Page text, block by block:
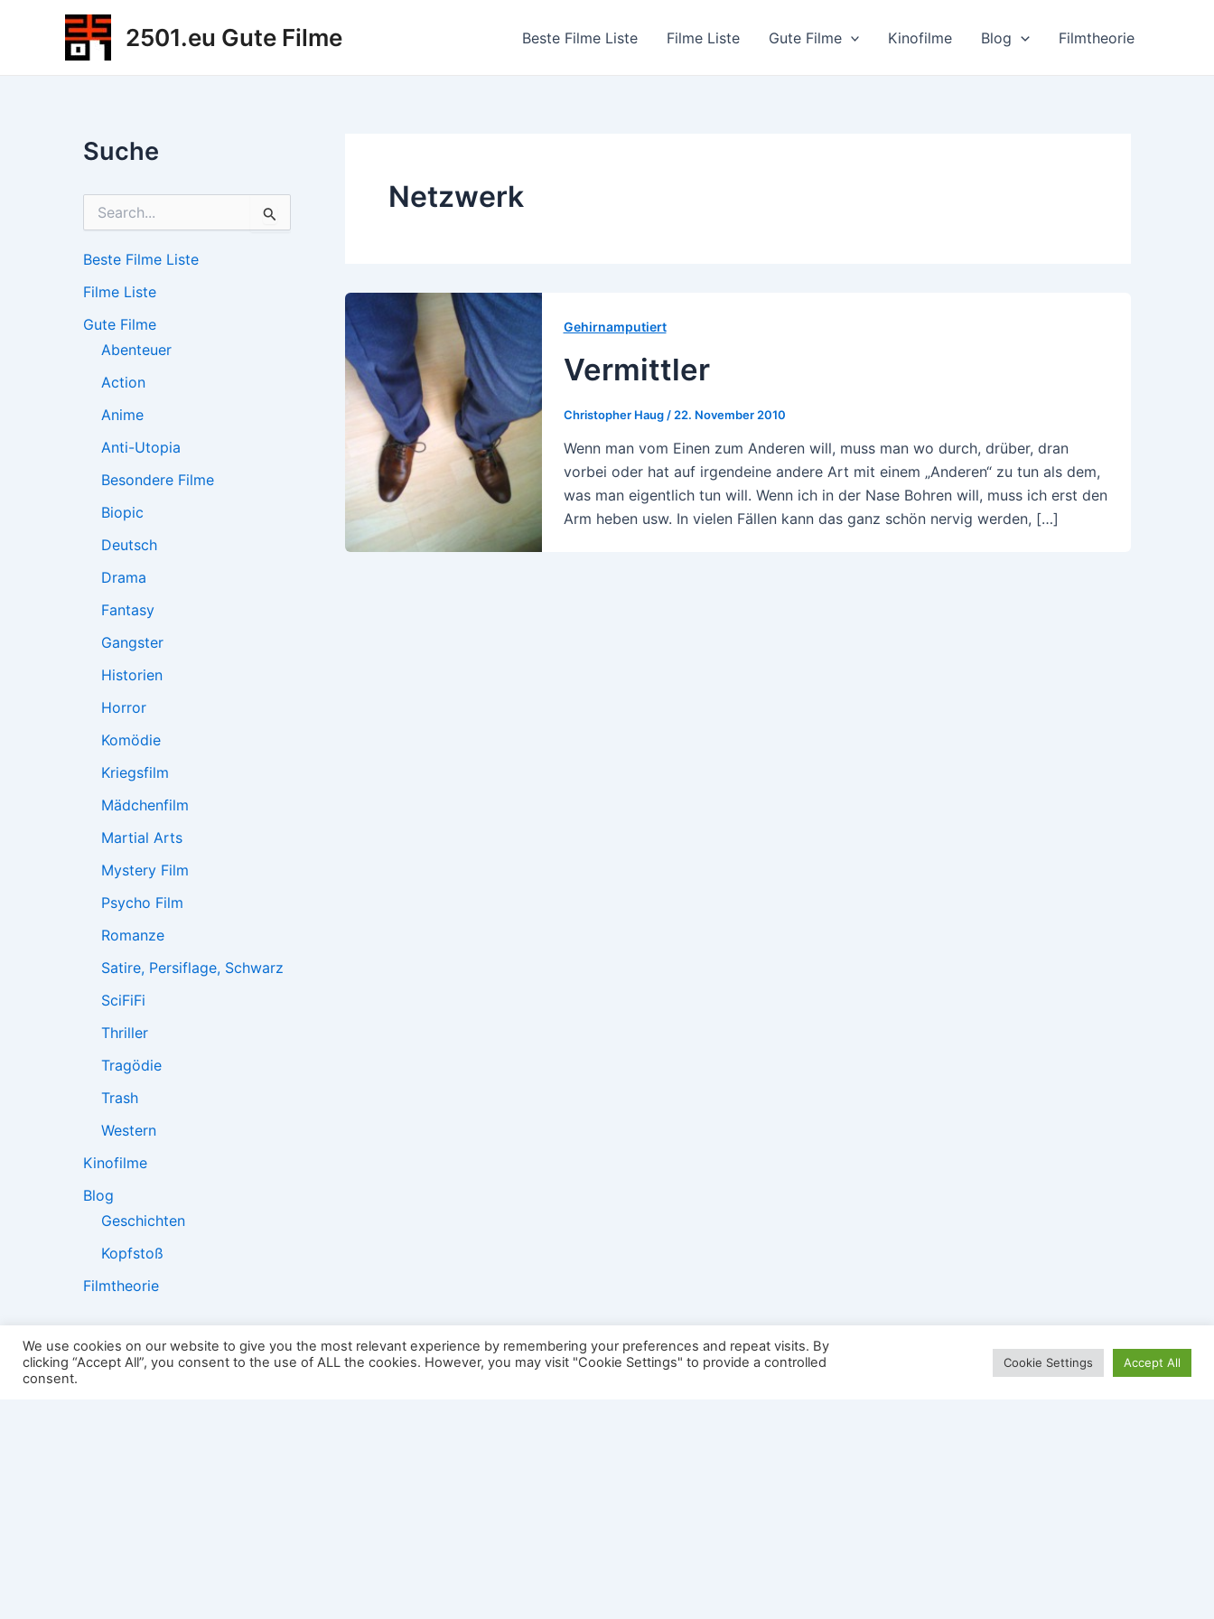
2501.eu Gute Filme Beste Filme Liste Filme Liste Gute Filme Kinofilme Blog Filmtheorie
Suche
h
n
a
Beste Filme Liste
Filme Liste
Gute Filme
Abenteuer
Action
Anime
Anti-Utopia
Besondere Filme
Biopic
Deutsch
Drama
Fantasy
Gangster
Historien
Horror
Komödie
Kriegsfilm
Mädchenfilm
Martial Arts
Mystery Film
Psycho Film
Romanze
Satire, Persiflage, Schwarz
SciFiFi
Thriller
Tragödie
Trash
Western
Kinofilme
Blog
Geschichten
Kopfstoß
Filmtheorie
Netzwerk
Gehirnamputiert
Vermittler
Christopher Haug / 22. November 2010
Wenn man vom Einen zum Anderen will, muss man wo durch, drüber, dran
vorbei oder hat auf irgendeine andere Art mit einem „Anderen“ zu tun als dem,
was man eigentlich tun will. Wenn ich in der Nase Bohren will, muss ich erst den
Arm heben usw. In vielen Fällen kann das ganz schön nervig werden, […]
2501:
We use cookies on our website to give you the most relevant experience by remembering your preferences and repeat visits. By
clicking “Accept All”, you consent to the use of ALL the cookies. However, you may visit "Cookie Settings" to provide a controlled
consent.
Cookie Settings Accept All